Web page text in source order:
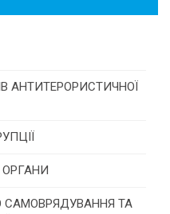
суспільства
АНТИТЕРОРИСТИЧНОЇ
САМОВРЯДУВАННЯ ТА